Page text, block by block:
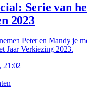
Serie van
2023
Peter en Mandy je
Jaar Verkiezing 2023.
21:02